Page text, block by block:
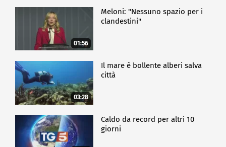
01:56
Meloni: "Nessuno spazio per i
clandestini"
03:28
Il mare è bollente alberi salva
città
Caldo da record per altri 10
giorni